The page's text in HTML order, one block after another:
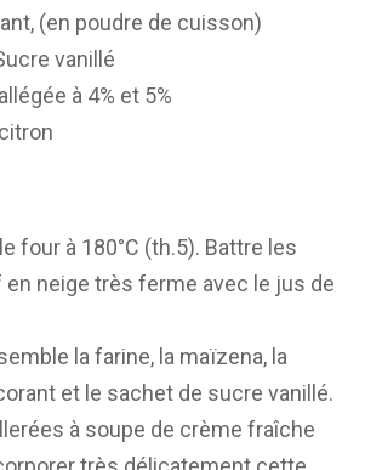
(en poudre de cuisson)
vanillé
à 4% et 5%
four à 180°C (th.5). Battre les
en neige très ferme avec le jus de
la farine, la maïzena, la
et le sachet de sucre vanillé.
à soupe de crème fraîche